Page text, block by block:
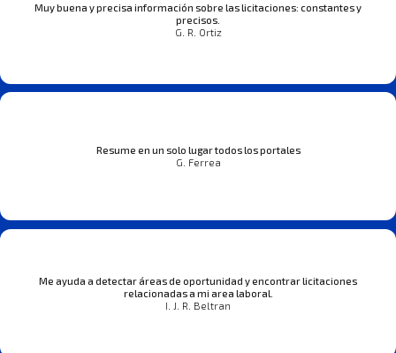
Muy buena y precisa información sobre las licitaciones: constantes y
precisos.
G. R. Ortiz
Resume en un solo lugar todos los portales
G. Ferrea
Me ayuda a detectar áreas de oportunidad y encontrar licitaciones
relacionadas a mi area laboral.
I. J. R. Beltran